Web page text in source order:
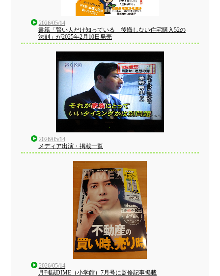
2026/05/14
書籍「賢い人だけ知っている 後悔しない住宅購入52の
法則」が2025年2月10日発売
2026/05/14
メディア出演・掲載一覧
2026/05/14
月刊誌DIME（小学館）7月号に監修記事掲載